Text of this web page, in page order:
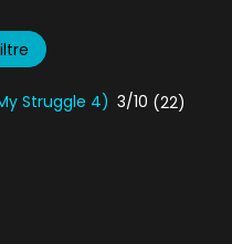
Struggle 4) 3/10 (22)